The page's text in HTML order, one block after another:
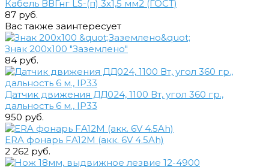
Кабель ВВГнг LS-(п) 3х1,5 мм2 (ГОСТ)
87 руб.
Вас также заинтересует
Знак 200х100 "Заземлено"
84 руб.
Датчик движения ДД024, 1100 Вт, угол 360 гр.,
дальность 6 м., IP33
950 руб.
ERA фонарь FA12M (акк. 6V 4.5Ah)
2 262 руб.